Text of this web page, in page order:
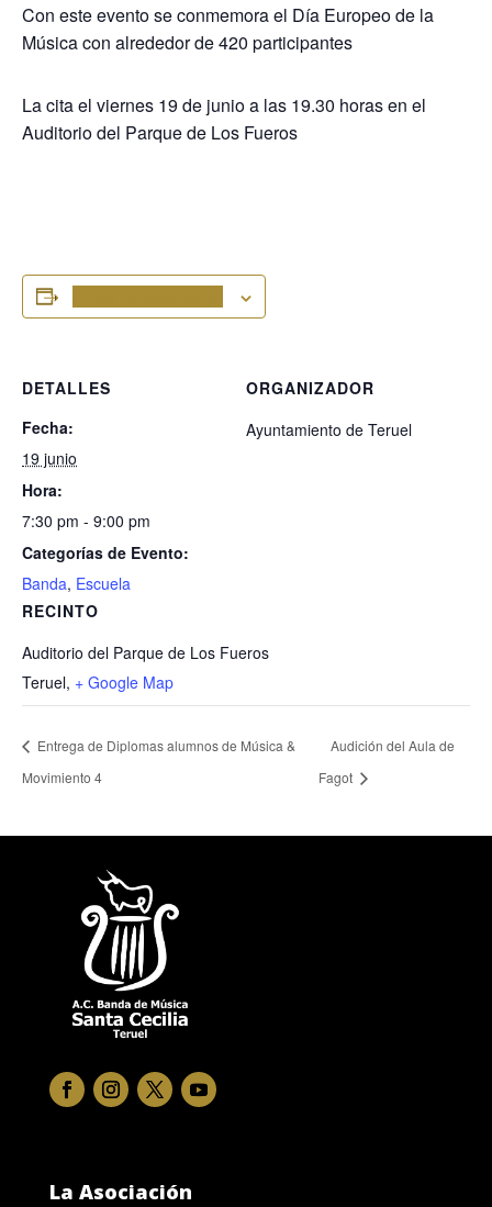
Con este evento se conmemora el Día Europeo de la
Música con alrededor de 420 participantes
La cita el viernes 19 de junio a las 19.30 horas en el
Auditorio del Parque de Los Fueros
DETALLES
Fecha:
19 junio
Hora:
7:30 pm - 9:00 pm
Categorías de Evento:
Banda, Escuela
RECINTO
Auditorio del Parque de Los Fueros
Teruel, + Google Map
ORGANIZADOR
Ayuntamiento de Teruel
Entrega de Diplomas alumnos de Música &
Movimiento 4
Audición del Aula de
Fagot
La Asociación